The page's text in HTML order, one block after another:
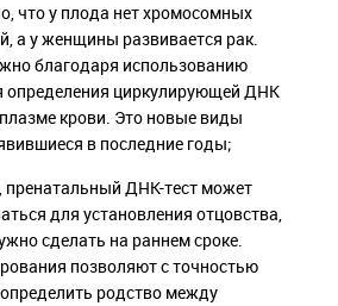
что у плода нет хромосомных
а у женщины развивается рак.
благодаря использованию
определения циркулирующей ДНК
крови. Это новые виды
в последние годы;
пренатальный ДНК-тест может
для установления отцовства,
сделать на раннем сроке.
позволяют с точностью
родство между